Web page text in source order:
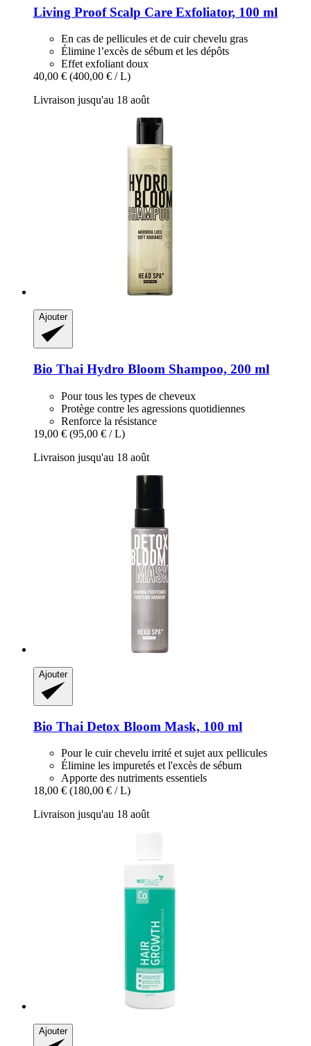
Living ProofScalp Care Exfoliator, 100 ml
En cas de pellicules et de cuir chevelu gras
Élimine l’excès de sébum et les dépôts
Effet exfoliant doux
40,00 € (400,00 € / L)
Livraison jusqu'au 18 août
Ajouter
Bio Thai Hydro Bloom Shampoo, 200 ml
Pour tous les types de cheveux
Protège contre les agressions quotidiennes
Renforce la résistance
19,00 € (95,00 € / L)
Livraison jusqu'au 18 août
Ajouter
Bio Thai Detox Bloom Mask, 100 ml
Pour le cuir chevelu irrité et sujet aux pellicules
Élimine les impuretés et l'excès de sébum
Apporte des nutriments essentiels
18,00 € (180,00 € / L)
Livraison jusqu'au 18 août
Ajouter